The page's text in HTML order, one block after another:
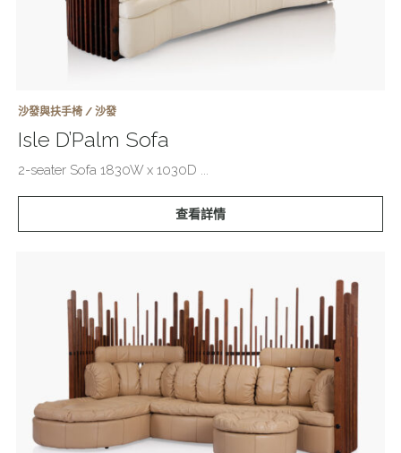
沙發與扶手椅 / 沙發
Isle D’Palm Sofa
2-seater Sofa 1830W x 1030D ...
查看詳情